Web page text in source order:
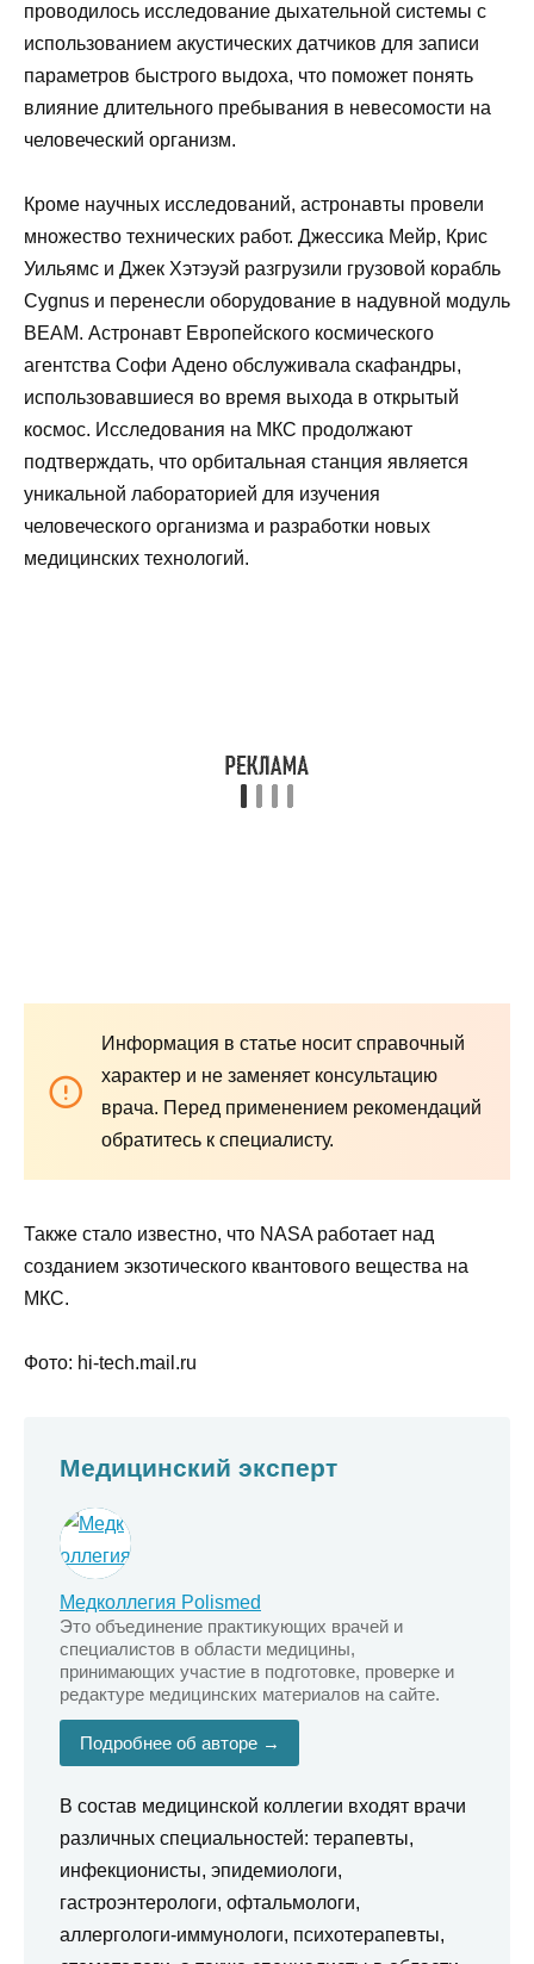
проводилось исследование дыхательной системы с
использованием акустических датчиков для записи
параметров быстрого выдоха, что поможет понять
влияние длительного пребывания в невесомости на
человеческий организм.
Кроме научных исследований, астронавты провели
множество технических работ. Джессика Мейр, Крис
Уильямс и Джек Хэтэуэй разгрузили грузовой корабль
Cygnus и перенесли оборудование в надувной модуль
BEAM. Астронавт Европейского космического
агентства Софи Адено обслуживала скафандры,
использовавшиеся во время выхода в открытый
космос. Исследования на МКС продолжают
подтверждать, что орбитальная станция является
уникальной лабораторией для изучения
человеческого организма и разработки новых
медицинских технологий.
Информация в статье носит справочный
характер и не заменяет консультацию
врача. Перед применением рекомендаций
обратитесь к специалисту.
Также стало известно, что NASA работает над
созданием экзотического квантового вещества на
МКС.
Фото: hi-tech.mail.ru
Медицинский эксперт
Медколлегия Polismed
Это объединение практикующих врачей и
специалистов в области медицины,
принимающих участие в подготовке, проверке и
редактуре медицинских материалов на сайте.
Подробнее об авторе →
В состав медицинской коллегии входят врачи
различных специальностей: терапевты,
инфекционисты, эпидемиологи,
гастроэнтерологи, офтальмологи,
аллергологи-иммунологи, психотерапевты,